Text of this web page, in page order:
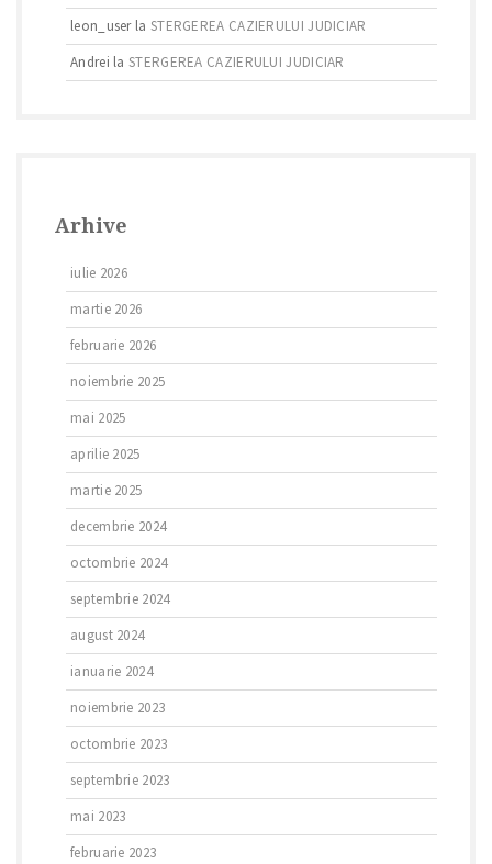
leon_userla STERGEREA CAZIERULUI JUDICIAR
Andrei laSTERGEREA CAZIERULUI JUDICIAR
Arhive
iulie 2026
martie 2026
februarie 2026
noiembrie 2025
mai 2025
aprilie 2025
martie 2025
decembrie 2024
octombrie 2024
septembrie 2024
august 2024
ianuarie 2024
noiembrie 2023
octombrie 2023
septembrie 2023
mai 2023
februarie 2023